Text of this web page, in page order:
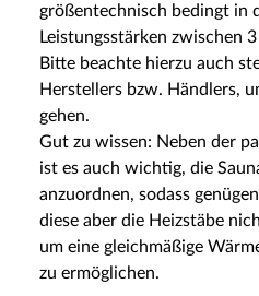
größentechnisch bedingt in
Leistungsstärken zwischen
Bitte beachte hierzu auch
Herstellers bzw. Händlers,
gehen.
Gut zu wissen: Neben der
ist es auch wichtig, die
anzuordnen, sodass
diese aber die Heizstäbe
um eine gleichmäßige
zu ermöglichen.